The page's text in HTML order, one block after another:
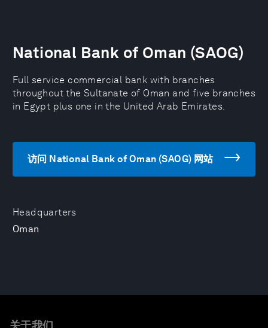
Headquarters
Oman
National Bank of Oman (SAOG)
Full service commercial bank with branches
throughout the Sultanate of Oman and five branches
in Egypt plus one in the United Arab Emirates.
访问 National Bank of Oman (SAOG) 网站
关于我们